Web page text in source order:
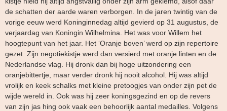
de schatten der aarde waren verborgen. In de jaren twintig van de
vorige eeuw werd Koninginnedag altijd gevierd op 31 augustus, de
verjaardag van Koningin Wilhelmina. Het was voor Willem het
hoogtepunt van het jaar. Het ‘Oranje boven’ werd op zijn repertoire
gezet. Zijn negotiekistje werd dan versierd met oranje linten en de
Nederlandse vlag. Hij dronk dan bij hoge uitzondering een
oranjebittertje, maar verder dronk hij nooit alcohol. Hij was altijd
vrolijk en keek schalks met kleine pretoogjes van onder zijn pet de
wijde wereld in. Ook was hij zeer koningsgezind en op de revers
van zijn jas hing ook vaak een behoorlijk aantal medailles. Volgens